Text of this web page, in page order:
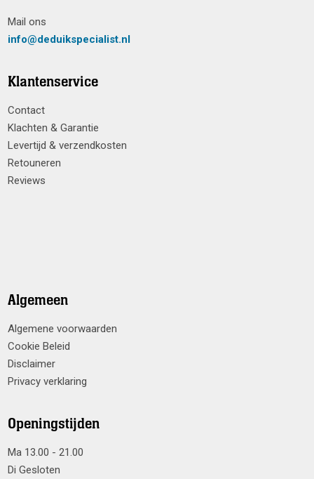
Mail ons
info@deduikspecialist.nl
Klantenservice
Contact
Klachten & Garantie
Levertijd & verzendkosten
Retouneren
Reviews
Algemeen
Algemene voorwaarden
Cookie Beleid
Disclaimer
Privacy verklaring
Openingstijden
Ma 13.00 - 21.00
Di Gesloten